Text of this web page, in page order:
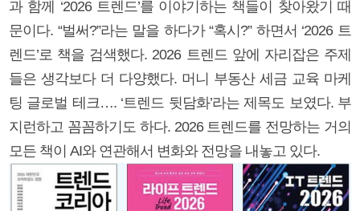
과 함께 ‘2026 트렌드’를 이야기하는 책들이 찾아왔기 때
문이다. “벌써?”라는 말을 하다가 “혹시?” 하면서 ‘2026 트
렌드’로 책을 검색했다. 2026 트렌드 앞에 자리잡은 주제
들은 생각보다 더 다양했다. 머니 부동산 세금 교육 마케
팅 글로벌 테크…. ‘트렌드 뒷담화’라는 제목도 보였다. 부
지런하고 꼼꼼하기도 하다. 2026 트렌드를 전망하는 거의
모든 책이 AI와 연관해서 변화와 전망을 내놓고 있다.